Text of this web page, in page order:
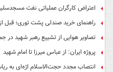
اعتراض کارگران عملیاتی نفت
راهنمای خرید صندلی پشت توری؛ قبل
تصاویر هوایی از تشییع رهبر شهید در
پروژه ایران: از عباس میرزا تا امام شهید
انتصاب مجدد حجت‌الاسلام اژه‌ای به